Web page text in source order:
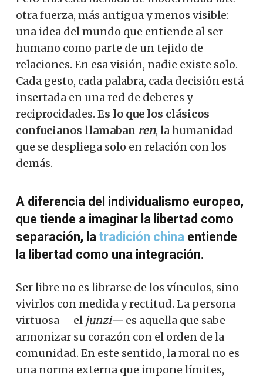
otra fuerza, más antigua y menos visible:
una idea del mundo que entiende al ser
humano como parte de un tejido de
relaciones. En esa visión, nadie existe solo.
Cada gesto, cada palabra, cada decisión está
insertada en una red de deberes y
reciprocidades. Es lo que los clásicos
confucianos llamaban ren, la humanidad
que se despliega solo en relación con los
demás.
A diferencia del individualismo europeo,
que tiende a imaginar la libertad como
separación, la tradición china entiende
la libertad como una integración.
Ser libre no es librarse de los vínculos, sino
vivirlos con medida y rectitud. La persona
virtuosa —el junzi— es aquella que sabe
armonizar su corazón con el orden de la
comunidad. En este sentido, la moral no es
una norma externa que impone límites,